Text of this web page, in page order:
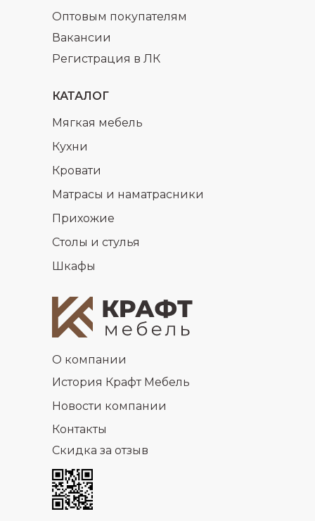
Регистрация в ЛК
Оптовым покупателям
Вакансии
КАТАЛОГ
Кухни
Мягкая мебель
Кровати
Матрасы и наматрасники
Прихожие
Столы и стулья
Шкафы
О компании
История Крафт Мебель
Новости компании
Контакты
Скидка за отзыв